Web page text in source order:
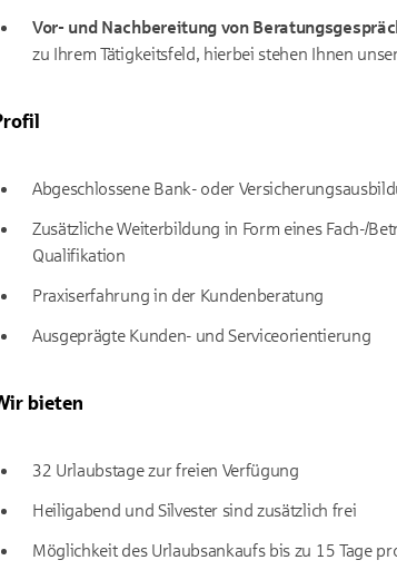
Vor- und Nachbereitung von
zu Ihrem Tätigkeitsfeld, hierbei stehen Ihnen
Abgeschlossene Bank- oder
Zusätzliche Weiterbildung in Form eines Fach-/
Qualifikation
Praxiserfahrung in der Kundenberatung
Ausgeprägte Kunden- und Serviceorientierung
bieten
32 Urlaubstage zur freien Verfügung
Heiligabend und Silvester sind zusätzlich frei
Möglichkeit des Urlaubsankaufs bis zu 15 Tage